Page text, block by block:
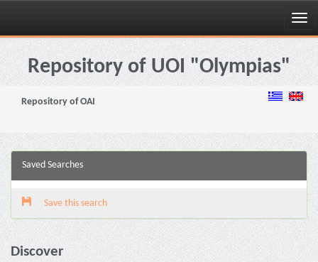
Skip
navigationRepository of UOI "Olympias"
Repository of OAI
Saved Searches
Save this search
Discover